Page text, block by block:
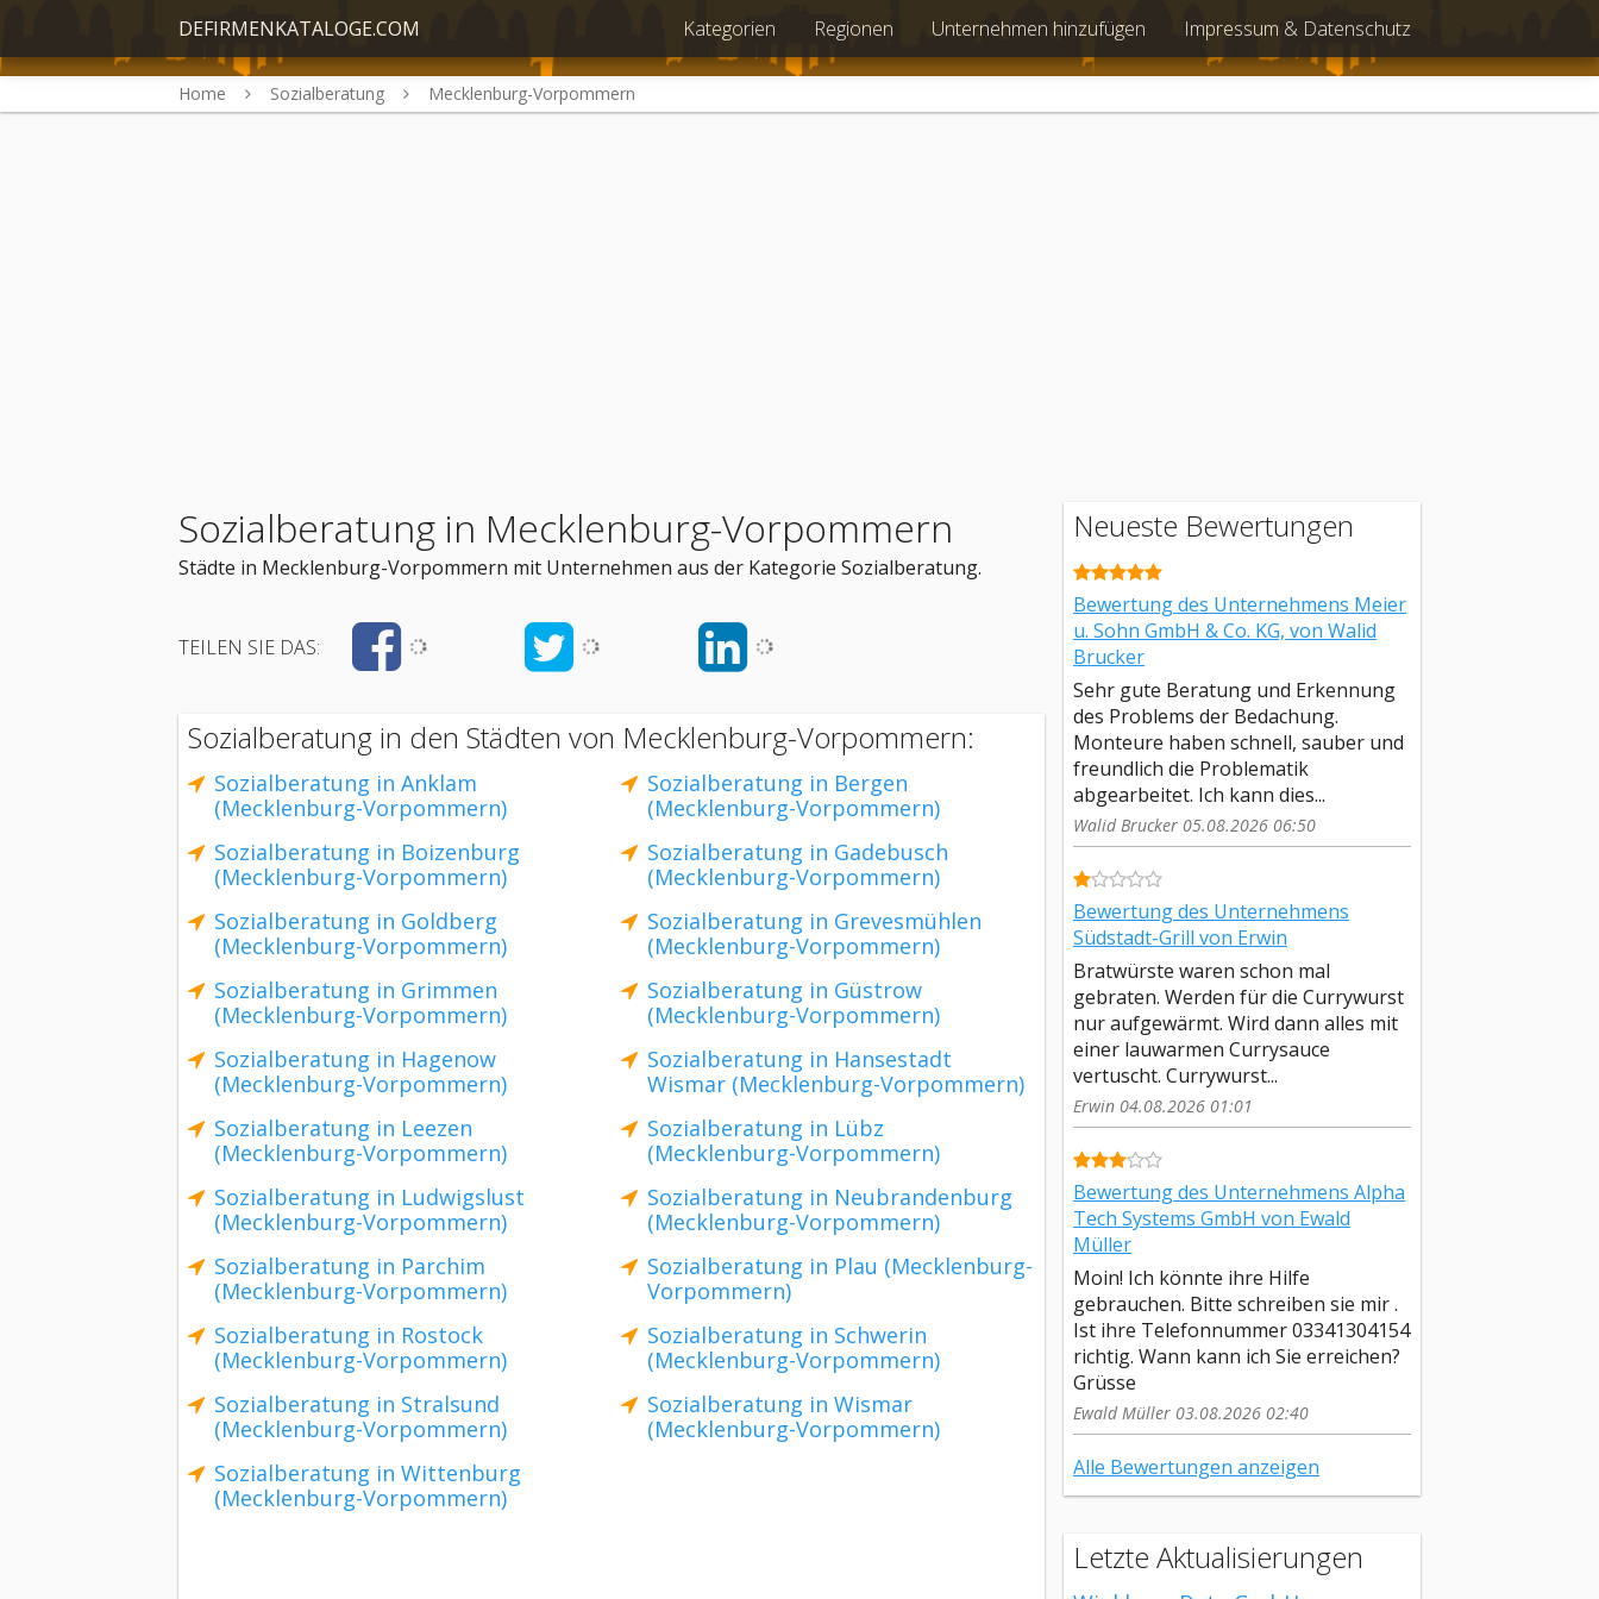
DEFIRMENKATALOGE.COM Kategorien Regionen Unternehmen hinzufügen Impressum & Datenschutz
Home Sozialberatung Mecklenburg-Vorpommern
Sozialberatung in Mecklenburg-Vorpommern
Städte in Mecklenburg-Vorpommern mit Unternehmen aus der Kategorie Sozialberatung.
TEILEN SIE DAS:
Sozialberatung in den Städten von Mecklenburg-Vorpommern:
Sozialberatung in Anklam
(Mecklenburg-Vorpommern)
Sozialberatung in Bergen
(Mecklenburg-Vorpommern)
Sozialberatung in Boizenburg
(Mecklenburg-Vorpommern)
Sozialberatung in Gadebusch
(Mecklenburg-Vorpommern)
Sozialberatung in Goldberg
(Mecklenburg-Vorpommern)
Sozialberatung in Grevesmühlen
(Mecklenburg-Vorpommern)
Sozialberatung in Grimmen
(Mecklenburg-Vorpommern)
Sozialberatung in Güstrow
(Mecklenburg-Vorpommern)
Sozialberatung in Hagenow
(Mecklenburg-Vorpommern)
Sozialberatung in Hansestadt
Wismar (Mecklenburg-Vorpommern)
Sozialberatung in Leezen
(Mecklenburg-Vorpommern)
Sozialberatung in Lübz
(Mecklenburg-Vorpommern)
Sozialberatung in Ludwigslust
(Mecklenburg-Vorpommern)
Sozialberatung in Neubrandenburg
(Mecklenburg-Vorpommern)
Sozialberatung in Parchim
(Mecklenburg-Vorpommern)
Sozialberatung in Plau (Mecklenburg-
Vorpommern)
Sozialberatung in Rostock
(Mecklenburg-Vorpommern)
Sozialberatung in Schwerin
(Mecklenburg-Vorpommern)
Sozialberatung in Stralsund
(Mecklenburg-Vorpommern)
Sozialberatung in Wismar
(Mecklenburg-Vorpommern)
Sozialberatung in Wittenburg
(Mecklenburg-Vorpommern)
Neueste Bewertungen
Bewertung des Unternehmens Meier
u. Sohn GmbH & Co. KG, von Walid
Brucker
Sehr gute Beratung und Erkennung
des Problems der Bedachung.
Monteure haben schnell, sauber und
freundlich die Problematik
abgearbeitet. Ich kann dies...
Walid Brucker 05.08.2026 06:50
Bewertung des Unternehmens
Südstadt-Grill von Erwin
Bratwürste waren schon mal
gebraten. Werden für die Currywurst
nur aufgewärmt. Wird dann alles mit
einer lauwarmen Currysauce
vertuscht. Currywurst...
Erwin 04.08.2026 01:01
Bewertung des Unternehmens Alpha
Tech Systems GmbH von Ewald
Müller
Moin! Ich könnte ihre Hilfe
gebrauchen. Bitte schreiben sie mir .
Ist ihre Telefonnummer 03341304154
richtig. Wann kann ich Sie erreichen?
Grüsse
Ewald Müller 03.08.2026 02:40
Alle Bewertungen anzeigen
Letzte Aktualisierungen